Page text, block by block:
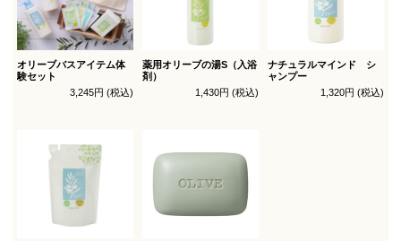
オリーブバスアイテム体
験セット
3,245円 (税込)
薬用オリーブの湯S（入浴
剤）
1,430円 (税込)
ナチュラルマインド シ
ャンプー
1,320円 (税込)